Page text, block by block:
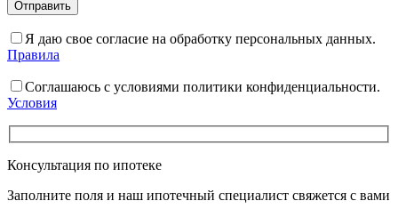
Я даю свое согласие на обработку персональных данных.
Правила
Соглашаюсь с условиями политики конфиденциальности.
Условия
Консультация по ипотеке
Заполните поля и наш ипотечный специалист свяжется с вами